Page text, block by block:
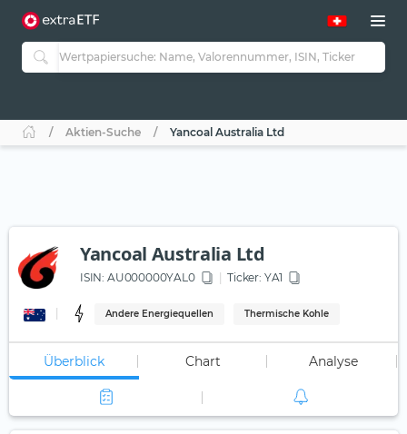
Aktien-Suche Yancoal Australia Ltd
Yancoal Australia Ltd
ISIN: AU000000YAL0 Ticker: YA1
Andere Energiequellen Thermische Kohle
Überblick Chart Analyse